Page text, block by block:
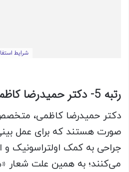
رتبه 5- دکتر حمیدرضا کاظمی
دکتر حمیدرضا کاظمی،
صورت هستند که برای عمل
جراحی به کمک اولتراسونیک و
می‌کنند؛ به همین علت شعار